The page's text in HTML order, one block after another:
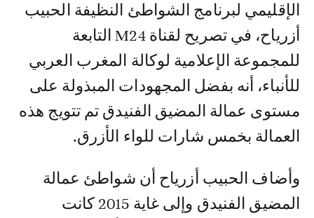
الإقليمي لبرنامج الشواطئ النظيفة الحبيب
أزرياح، في تصريح لقناة M24 التابعة
للمجموعة الإعلامية لوكالة المغرب العربي
للأنباء، أنه بفضل المجهودات المبذولة على
مستوى عمالة المضيق الفنيدق تم تتويج هذه
العمالة بخمس شارات للواء الأزرق.
وأضاف الحبيب أزرياح أن شواطئ عمالة
المضيق الفنيدق وإلى غاية 2015 كانت